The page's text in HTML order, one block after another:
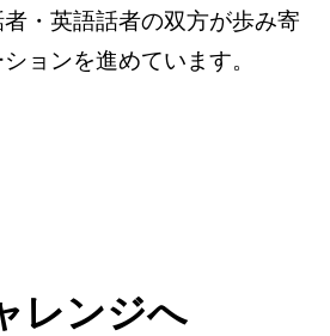
・英語話者の双方が歩み寄
ョンを進めています。
レンジへ